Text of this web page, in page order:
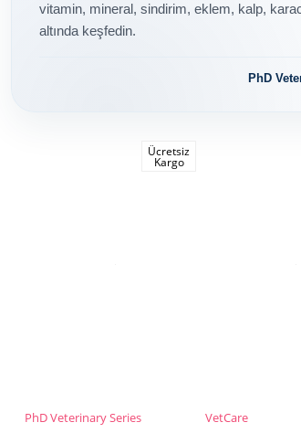
vitamin, mineral, sindirim, eklem, kalp,
altında keşfedin.
PhD
SEPETE EKLE
Ücretsiz
Kargo
PhD Veterinary Series SEPETE EKLE
VetCare